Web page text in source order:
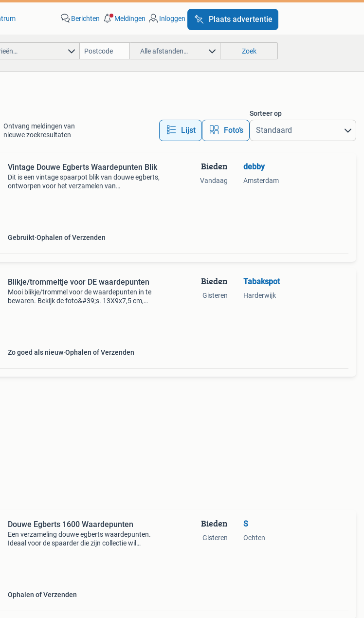
Berichten Meldingen Inloggen Plaats advertentie
Alle afstanden… Zoek
Ontvang meldingen van
nieuwe zoekresultaten
Lijst Foto’s
Sorteer op
Vintage Douwe Egberts Waardepunten Blik
Dit is een vintage spaarpot blik van douwe egberts,
ontworpen voor het verzamelen van
Gebruikt Ophalen of Verzenden
Bieden
Vandaag
debby
Amsterdam
Blikje/trommeltje voor DE waardepunten
Mooi blikje/trommel voor de waardepunten in te
bewaren. Bekijk de foto&#39;s. 13X9x7,5 cm,
Zo goed als nieuw Ophalen of Verzenden
Bieden
Gisteren
Tabakspot
Harderwijk
Douwe Egberts 1600 Waardepunten
Een verzameling douwe egberts waardepunten.
Ideaal voor de spaarder die zijn collectie wil
Ophalen of Verzenden
Bieden
Gisteren
S
Ochten